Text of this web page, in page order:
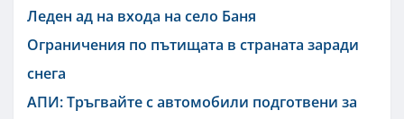
Леден ад на входа на село Баня
Ограничения по пътищата в страната заради
снега
АПИ: Тръгвайте с автомобили подготвени за